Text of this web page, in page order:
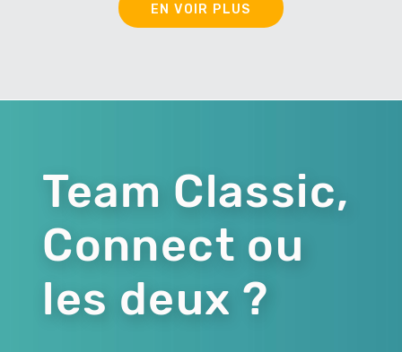
EN VOIR PLUS
Team Classic,
Connect ou
les deux ?